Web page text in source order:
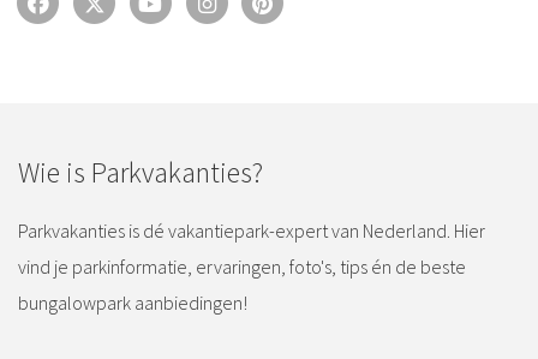
Wie is Parkvakanties?
Parkvakanties is dé vakantiepark-expert van Nederland. Hier
vind je parkinformatie, ervaringen, foto's, tips én de beste
bungalowpark aanbiedingen!